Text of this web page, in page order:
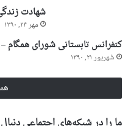
شهادت
مهر ۲۴, ۱۳۹۰
کنفرانس تابستانی شورای همگام
شهریور ۲۱, ۱۳۹۰